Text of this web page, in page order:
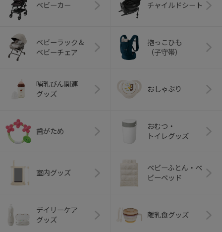
ベビーカー チャイルドシート
ベビーラック＆
ベビーチェア
抱っこひも
（子守帯）
哺乳びん関連
グッズ
おしゃぶり
歯がため
おむつ・
トイレグッズ
室内グッズ
ベビーふとん・ベ
ビーベッド
デイリーケア
グッズ
離乳食グッズ